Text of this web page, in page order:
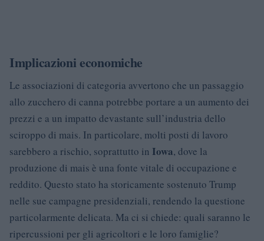
Implicazioni economiche
Le associazioni di categoria avvertono che un passaggio
allo zucchero di canna potrebbe portare a un aumento dei
prezzi e a un impatto devastante sull’industria dello
sciroppo di mais. In particolare, molti posti di lavoro
sarebbero a rischio, soprattutto in Iowa, dove la
produzione di mais è una fonte vitale di occupazione e
reddito. Questo stato ha storicamente sostenuto Trump
nelle sue campagne presidenziali, rendendo la questione
particolarmente delicata. Ma ci si chiede: quali saranno le
ripercussioni per gli agricoltori e le loro famiglie?